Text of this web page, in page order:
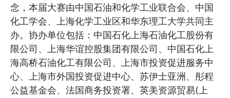
念，本届大赛由中国石油和化学工业联合会、中国
化工学会、上海化学工业区和华东理工大学共同主
办。协办单位包括：中国石化上海石油化工股份有
限公司、上海华谊控股集团有限公司、中国石化上
海高桥石油化工有限公司、上海市投资促进服务中
心、上海市外国投资促进中心、苏伊士亚洲、彤程
公益基金会、法国商务投资署、英美资源贸易(上